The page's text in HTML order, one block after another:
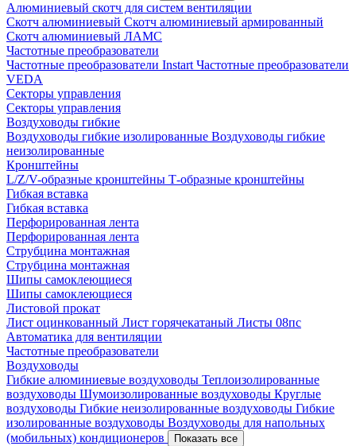
Алюминиевый скотч для систем вентиляции
Скотч алюминиевый Скотч алюминиевый армированный
Скотч алюминиевый ЛАМС
Частотные преобразователи
Частотные преобразователи Instart Частотные преобразователи
VEDA
Секторы управления
Секторы управления
Воздуховоды гибкие
Воздуховоды гибкие изолированные Воздуховоды гибкие
неизолированные
Кронштейны
L/Z/V-образные кронштейны Т-образные кронштейны
Гибкая вставка
Гибкая вставка
Перфорированная лента
Перфорированная лента
Струбцина монтажная
Струбцина монтажная
Шипы самоклеющиеся
Шипы самоклеющиеся
Листовой прокат
Лист оцинкованный Лист горячекатаный Листы 08пс
Автоматика для вентиляции
Частотные преобразователи
Воздуховоды
Гибкие алюминиевые воздуховоды Теплоизолированные
воздуховоды Шумоизолированные воздуховоды Круглые
воздуховоды Гибкие неизолированные воздуховоды Гибкие
изолированные воздуховоды Воздуховоды для напольных
(мобильных) кондиционеров
Показать все